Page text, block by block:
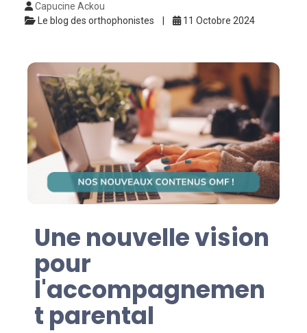
Capucine Ackou
Le blog des orthophonistes
11 Octobre 2024
Une nouvelle vision
pour
l'accompagnemen
t parental